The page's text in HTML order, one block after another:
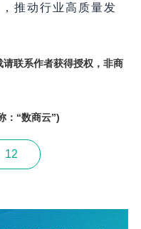
推动行业高质量发
联系作者获得授权，非商
：“数商云”)
12